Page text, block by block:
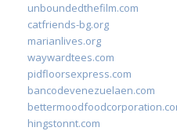
unboundedthefilm.com
catfriends-bg.org
marianlives.org
waywardtees.com
pidfloorsexpress.com
bancodevenezuelaen.com
hingstonnt.com